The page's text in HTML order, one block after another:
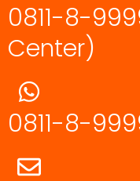
0811-8-
Center)
0811-8-